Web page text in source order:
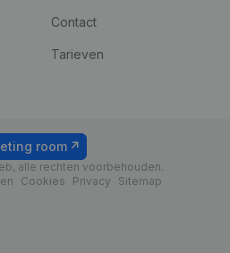
Contact
Tarieven
alle rechten voorbehouden.
Cookies Privacy Sitemap
room